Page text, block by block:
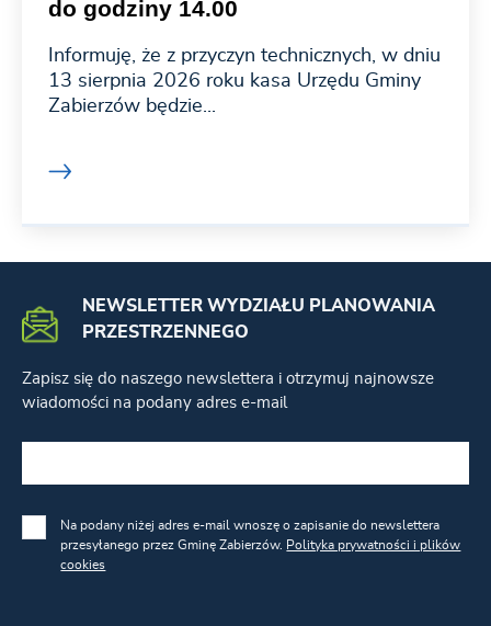
do godziny 14.00
Informuję, że z przyczyn technicznych, w dniu
13 sierpnia 2026 roku kasa Urzędu Gminy
Zabierzów będzie...
NEWSLETTER WYDZIAŁU PLANOWANIA
PRZESTRZENNEGO
Zapisz się do naszego newslettera i otrzymuj najnowsze
wiadomości na podany adres e-mail
Na podany niżej adres e-mail wnoszę o zapisanie do newslettera
przesyłanego przez Gminę Zabierzów. Polityka prywatności i plików
cookies